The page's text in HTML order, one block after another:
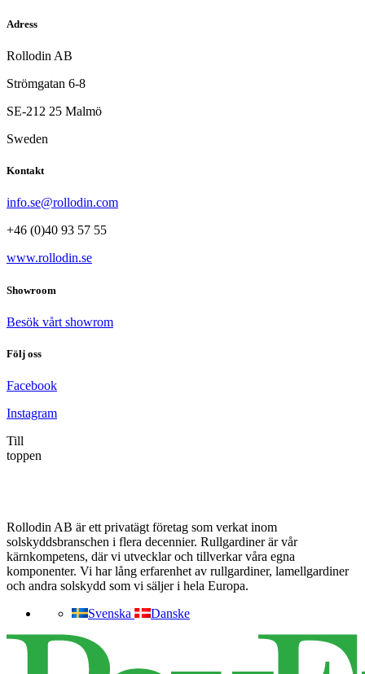
Adress
Rollodin AB
Strömgatan 6-8
SE-212 25 Malmö
Sweden
Kontakt
info.se@rollodin.com
+46 (0)40 93 57 55
www.rollodin.se
Showroom
Besök vårt showrom
Följ oss
Facebook
Instagram
Till
toppen
Rollodin AB är ett privatägt företag som verkat inom
solskyddsbranschen i flera decennier. Rullgardiner är vår
kärnkompetens, där vi utvecklar och tillverkar våra egna
komponenter. Vi har lång erfarenhet av rullgardiner, lamellgardiner
och andra solskydd som vi säljer i hela Europa.
Svenska
Danske